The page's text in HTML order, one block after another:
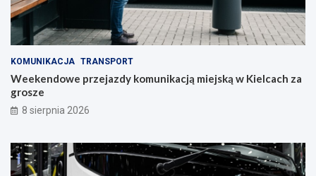
S
t
w
c
z
y
e
KOMUNIKACJA TRANSPORT
Weekendowe przejazdy komunikacją miejską w Kielcach za
grosze
8 sierpnia 2026